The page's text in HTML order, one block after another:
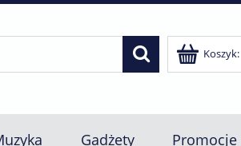
Koszyk:
Gadżety Promocje